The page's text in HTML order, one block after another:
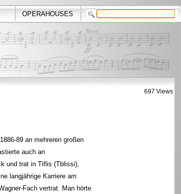
OPERAHOUSES
697 Views
89 an mehreren großen
auch an
und trat in Tiflis (Tblissi),
langjährige Karriere am
Fach vertrat. Man hörte